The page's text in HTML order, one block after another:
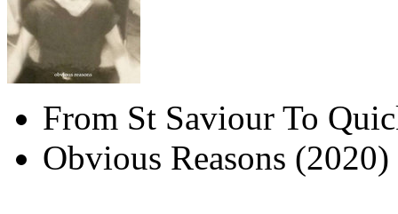
From St Saviour To
Obvious Reasons (2020)